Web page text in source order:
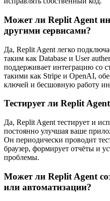
Может ли Replit Agent
другими сервисами?
Да, Replit Agent легко
таким как Database и User
поддерживает интеграцию со
такими как Stripe и OpenAI,
ключей и бесшовную работу
Тестирует ли Replit
Да, Replit Agent тестирует и
постоянно улучшая ваше
Он периодически проводит
браузер, формирует отчёты и
проблемы.
Может ли Replit Agent
или автоматизации?